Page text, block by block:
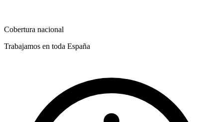
Cobertura nacional
Trabajamos en toda España